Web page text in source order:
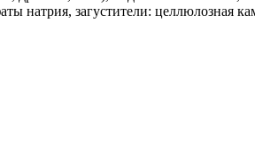
натрия, загустители: целлюлозная